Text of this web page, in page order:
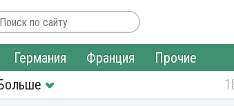
Германия Франция
Прочие